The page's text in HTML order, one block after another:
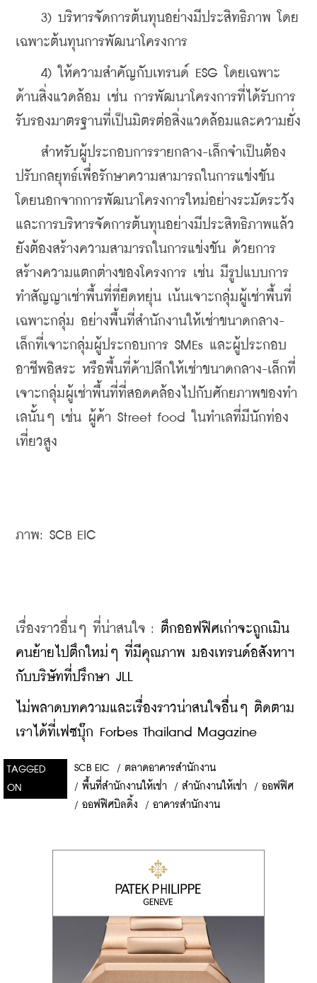
3) บริหารจัดการต้นทุนอย่างมีประสิทธิภาพ โดย
เฉพาะต้นทุนการพัฒนาโครงการ
4) ให้ความสำคัญกับเทรนด์ ESG โดยเฉพาะ
ด้านสิ่งแวดล้อม เช่น การพัฒนาโครงการที่ได้รับการ
รับรองมาตรฐานที่เป็นมิตรต่อสิ่งแวดล้อมและความยั่ง
สำหรับผู้ประกอบการรายกลาง-เล็กจำเป็นต้อง
ปรับกลยุทธ์เพื่อรักษาความสามารถในการแข่งขัน
โดยนอกจากการพัฒนาโครงการใหม่อย่างระมัดระวัง
และการบริหารจัดการต้นทุนอย่างมีประสิทธิภาพแล้ว
ยังต้องสร้างความสามารถในการแข่งขัน ด้วยการ
สร้างความแตกต่างของโครงการ เช่น มีรูปแบบการ
ทำสัญญาเช่าพื้นที่ที่ยืดหยุ่น เน้นเจาะกลุ่มผู้เช่าพื้นที่
เฉพาะกลุ่ม อย่างพื้นที่สำนักงานให้เช่าขนาดกลาง-
เล็กที่เจาะกลุ่มผู้ประกอบการ SMEs และผู้ประกอบ
อาชีพอิสระ หรือพื้นที่ค้าปลีกให้เช่าขนาดกลาง-เล็กที่
เจาะกลุ่มผู้เช่าพื้นที่ที่สอดคล้องไปกับศักยภาพของทำ
เลนั้นๆ เช่น ผู้ค้า Street food ในทำเลที่มีนักท่อง
เที่ยวสูง
ภาพ: SCB EIC
เรื่องราวอื่นๆ ที่น่าสนใจ : ตึกออฟฟิศเก่าจะถูกเมิน
คนย้ายไปตึกใหม่ๆ ที่มีคุณภาพ มองเทรนด์อสังหาฯ
กับบริษัทที่ปรึกษา JLL
ไม่พลาดบทความและเรื่องราวน่าสนใจอื่นๆ ติดตาม
เราได้ที่เฟซบุ๊ก Forbes Thailand Magazine
TAGGED
ON
SCB EIC / ตลาดอาคารสำนักงาน
/ พื้นที่สำนักงานให้เช่า / สำนักงานให้เช่า / ออฟฟิศ
/ ออฟฟิศบิลดิ้ง / อาคารสำนักงาน